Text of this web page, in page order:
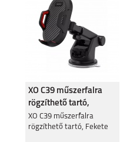
XO C39 műszerfalra
rögzíthető tartó,
Fekete
XO C39 műszerfalra
rögzíthető tartó, Fekete